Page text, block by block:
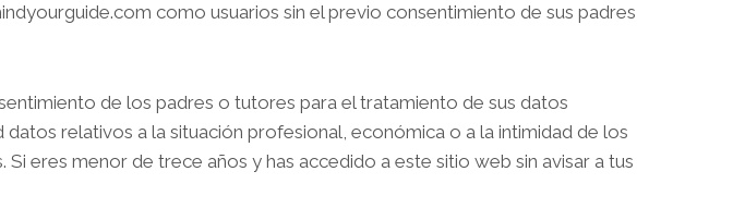
como usuarios sin el previo consentimiento de sus padres
de los padres o tutores para el tratamiento de sus datos
relativos a la situación profesional, económica o a la intimidad de los
eres menor de trece años y has accedido a este sitio web sin avisar a tus